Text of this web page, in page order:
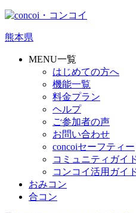
熊本県
MENU一覧
はじめての方へ
機能一覧
料金プラン
ヘルプ
ご参加者の声
お問い合わせ
concoiセーフティー
コミュニティガイ
コンコイ活用ガイ
おみコン
合コン